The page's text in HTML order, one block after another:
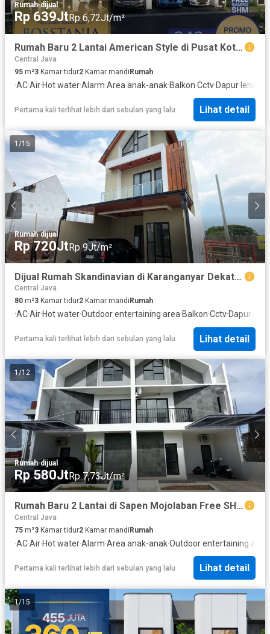
Rumah·dijual
Rp 639JtRp 6,72Jt/m²
Rumah Baru 2 Lantai American Style di Pusat Kota Klaten Free Sampai SHM
Central Java
95 m²3 Kamar tidur2 Kamar mandiRumah
·AC·Air·Hot water·Alarm·Area anak-anak·Balkon·Cctv·Dapur lengkap
Pertama kali terlihat lebih dari sebulan yang lalu Lihat detail
1 /15
Rumah·dijual
Rp 720JtRp 9Jt/m²
Dijual Rumah Skandinavian di Karanganyar Dekat UNS Cashback Puluhan Juta
Central Java
80 m²3 Kamar tidur2 Kamar mandi Rumah
·AC·Air·Hot water·Outdoor entertaining area·Balkon·Cctv·Dapur
Pertama kali terlihat lebih dari sebulan yang lalu Lihat detail
1/12
Rumah·dijual
Rp 580JtRp 7,73Jt/m²
Rumah Baru 2 Lantai di Sapen Mojolaban Free SHM dekat UNS dan Tol Karanganyar
Central Java
75 m²3 Kamar tidur2 Kamar mandi Rumah
·AC·Air·Hot water·Alarm·Area anak-anak·Outdoor entertaining area
Pertama kali terlihat lebih dari sebulan yang lalu Lihat detail
1/15